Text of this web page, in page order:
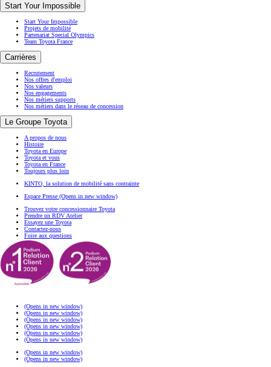
Start Your Impossible
Start Your Impossible
Projets de mobilité
Partenariat Special Olympics
Team Toyota France
Carrières
Recrutement
Nos offres d'emploi
Nos valeurs
Nos engagements
Nos métiers supports
Nos métiers dans le réseau de concession
Le Groupe Toyota
A propos de nous
Histoire
Toyota en Europe
Toyota et vous
Toyota en France
Toujours plus loin
KINTO, la solution de mobilité sans contrainte
Espace Presse (Opens in new window)
Trouvez votre concessionnaire Toyota
Prendre un RDV Atelier
Essayez une Toyota
Contactez-nous
Foire aux questions
(Opens in new window)
(Opens in new window)
(Opens in new window)
(Opens in new window)
(Opens in new window)
(Opens in new window)
(Opens in new window)
(Opens in new window)